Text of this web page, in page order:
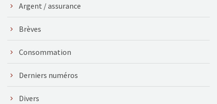
Argent / assurance
Brèves
Consommation
Derniers numéros
Divers